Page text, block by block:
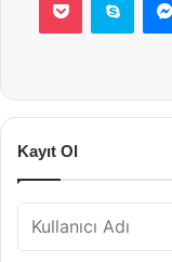
Kayıt Ol